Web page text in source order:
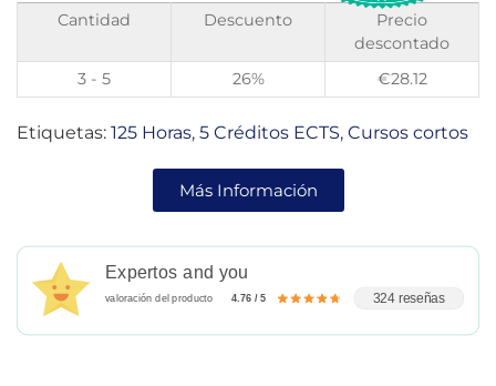
Cantidad Descuento
Precio
descontado
3 - 5
26% €28.12
Etiquetas: 125 Horas, 5 Créditos ECTS, Cursos cortos
Más Información
Expertos and you
valoración del producto 4.76 / 5 324 reseñas